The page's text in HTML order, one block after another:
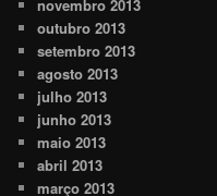
novembro 2013
outubro 2013
setembro 2013
agosto 2013
julho 2013
junho 2013
maio 2013
abril 2013
março 2013